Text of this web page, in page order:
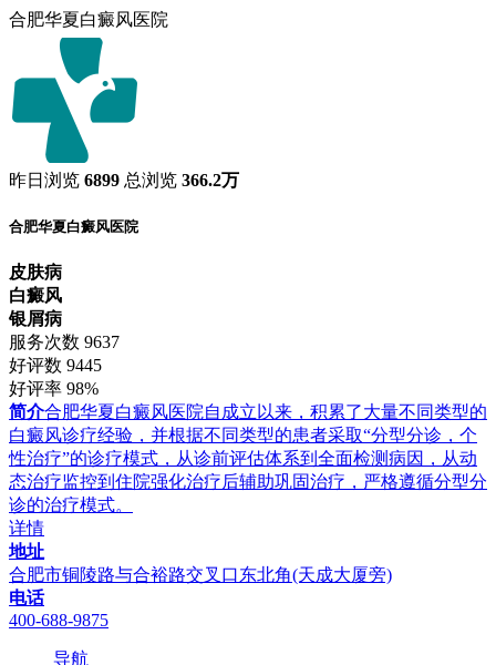
合肥华夏白癜风医院
昨日浏览 6899 总浏览 366.2万
合肥华夏白癜风医院
皮肤病
白癜风
银屑病
服务次数 9637
好评数 9445
好评率 98%
简介合肥华夏白癜风医院自成立以来，积累了大量不同类型的
白癜风诊疗经验，并根据不同类型的患者采取“分型分诊，个
性治疗”的诊疗模式，从诊前评估体系到全面检测病因，从动
态治疗监控到住院强化治疗后辅助巩固治疗，严格遵循分型分
诊的治疗模式。
详情
地址
合肥市铜陵路与合裕路交叉口东北角(天成大厦旁)
电话
400-688-9875
导航